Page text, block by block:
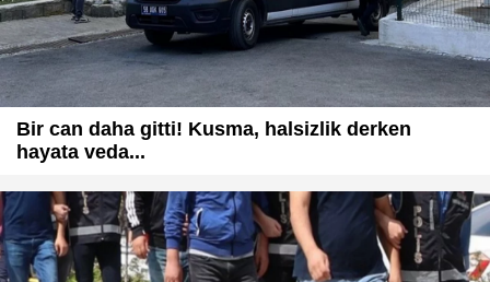
Bir can daha gitti! Kusma, halsizlik derken
hayata veda...